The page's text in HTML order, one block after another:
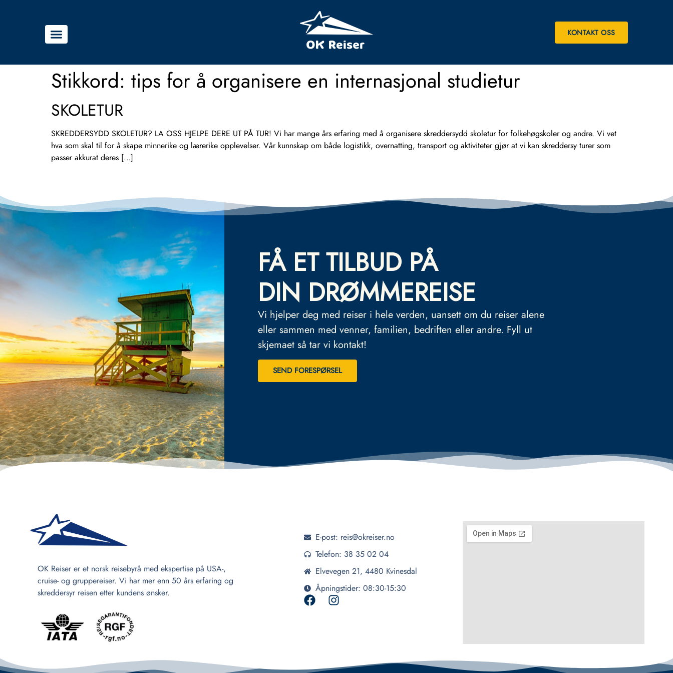
KONTAKT OSS
Stikkord: tips for å organisere en internasjonal studietur
SKOLETUR
SKREDDERSYDD SKOLETUR? LA OSS HJELPE DERE UT PÅ TUR! Vi har mange års erfaring med å organisere skreddersydd skoletur for folkehøgskoler og andre. Vi vet
hva som skal til for å skape minnerike og lærerike opplevelser. Vår kunnskap om både logistikk, overnatting, transport og aktiviteter gjør at vi kan skreddersy turer som
passer akkurat deres […]
FÅ ET TILBUD PÅ
DIN DRØMMEREISE
Vi hjelper deg med reiser i hele verden, uansett om du reiser alene
eller sammen med venner, familien, bedriften eller andre. Fyll ut
skjemaet så tar vi kontakt!
SEND FORESPØRSEL
OK Reiser er et norsk reisebyrå med ekspertise på USA-,
cruise- og gruppereiser. Vi har mer enn 50 års erfaring og
skreddersyr reisen etter kundens ønsker.
E-post: reis@okreiser.no
Telefon: 38 35 02 04
Elvevegen 21, 4480 Kvinesdal
Åpningstider: 08:30-15:30